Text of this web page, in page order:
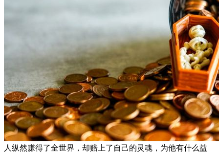
人纵然赚得了全世界，却赔上了自己的灵魂，为他有什么益